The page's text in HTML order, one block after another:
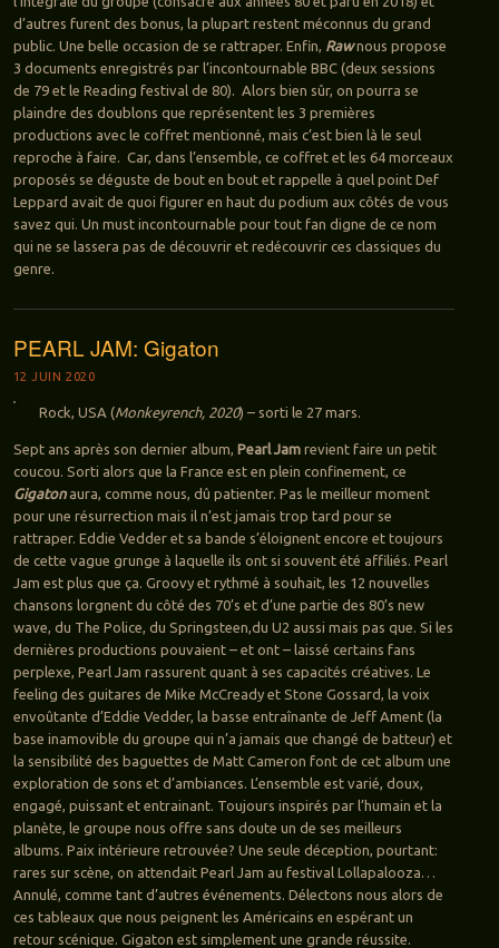
d’autres furent des bonus, la plupart restent méconnus du grand
public. Une belle occasion de se rattraper. Enfin, Rawnous propose
3 documents enregistrés par l’incontournable BBC (deux sessions
de 79 et le Reading festival de 80). Alors bien sûr, on pourra se
plaindre des doublons que représentent les 3 premières
productions avec le coffret mentionné, mais c’est bien là le seul
reproche à faire. Car, dans l’ensemble, ce coffret et les 64 morceaux
proposés se déguste de bout en bout et rappelle à quel point Def
Leppard avait de quoi figurer en haut du podium aux côtés de vous
savez qui. Un must incontournable pour tout fan digne de ce nom
qui ne se lassera pas de découvrir et redécouvrir ces classiques du
genre.
PEARL JAM: Gigaton
12 JUIN 2020
Rock, USA (Monkeyrench, 2020) – sorti le 27 mars.
Sept ans après son dernier album, Pearl Jamrevient faire un petit
coucou. Sorti alors que la France est en plein confinement, ce
Gigatonaura, comme nous, dû patienter. Pas le meilleur moment
pour une résurrection mais il n’est jamais trop tard pour se
rattraper. Eddie Vedder et sa bande s’éloignent encore et toujours
de cette vague grunge à laquelle ils ont si souvent été affiliés. Pearl
Jam est plus que ça. Groovy et rythmé à souhait, les 12 nouvelles
chansons lorgnent du côté des 70’s et d’une partie des 80’s new
wave, du The Police, du Springsteen,du U2 aussi mais pas que. Si les
dernières productions pouvaient – et ont – laissé certains fans
perplexe, Pearl Jam rassurent quant à ses capacités créatives. Le
feeling des guitares de Mike McCready et Stone Gossard, la voix
envoûtante d’Eddie Vedder, la basse entraînante de Jeff Ament (la
base inamovible du groupe qui n’a jamais que changé de batteur) et
la sensibilité des baguettes de Matt Cameron font de cet album une
exploration de sons et d’ambiances. L’ensemble est varié, doux,
engagé, puissant et entrainant. Toujours inspirés par l’humain et la
planète, le groupe nous offre sans doute un de ses meilleurs
albums. Paix intérieure retrouvée? Une seule déception, pourtant:
rares sur scène, on attendait Pearl Jam au festival Lollapalooza…
Annulé, comme tant d’autres événements. Délectons nous alors de
ces tableaux que nous peignent les Américains en espérant un
retour scénique. Gigaton est simplement une grande réussite.